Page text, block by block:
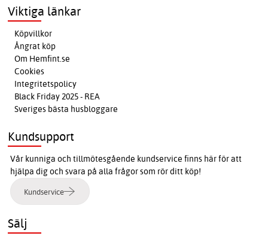
Viktiga länkar
Köpvillkor
Ångrat köp
Om Hemfint.se
Cookies
Integritetspolicy
Black Friday 2025 - REA
Sveriges bästa husbloggare
Kundsupport
Vår kunniga och tillmötesgående kundservice finns här för att
hjälpa dig och svara på alla frågor som rör ditt köp!
Kundservice
Sälj